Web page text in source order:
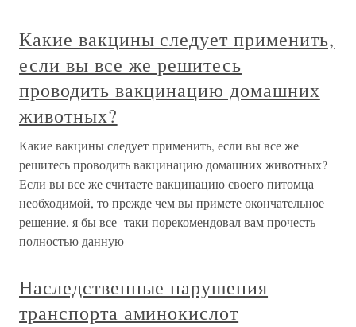
Какие вакцины следует применить,
если вы все же решитесь
проводить вакцинацию домашних
животных?
Какие вакцины следует применить, если вы все же
решитесь проводить вакцинацию домашних животных?
Если вы все же считаете вакцинацию своего питомца
необходимой, то прежде чем вы примете окончательное
решение, я бы все- таки порекомендовал вам прочесть
полностью данную
Наследственные нарушения
транспорта аминокислот